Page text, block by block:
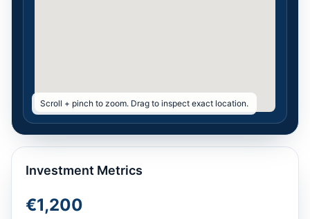
Scroll + pinch to zoom. Drag to inspect exact location.
Investment Metrics
€1,200